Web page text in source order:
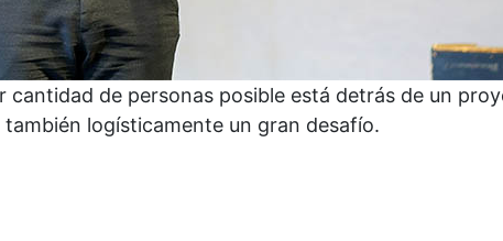
de personas posible está detrás de un
logísticamente un gran desafío.